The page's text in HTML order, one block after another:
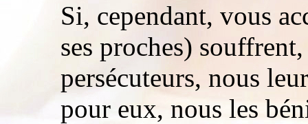
Si, cependant, vous
ses proches)
persécuteurs, nous
pour eux, nous les